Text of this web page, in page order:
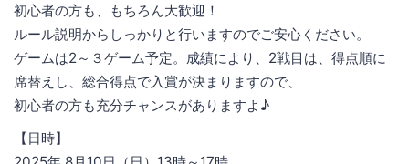
初心者の方も、もちろん大歓迎！
ルール説明からしっかりと行いますのでご安心ください。
ゲームは2～３ゲーム予定。成績により、2戦目は、得点順に
席替えし、総合得点で入賞が決まりますので、
初心者の方も充分チャンスがありますよ♪
【日時】